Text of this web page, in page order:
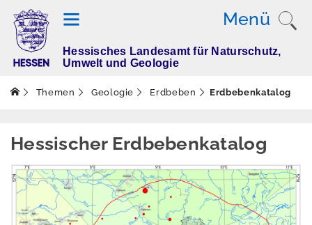
Menü
T
e
n
Altlasten
Boden
Hessisches Landesamt für Naturschutz,
Umwelt und Geologie
Themen Geologie Erdbeben Erdbebenkatalog
Hessischer Erdbebenkatalog